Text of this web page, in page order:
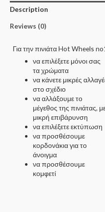
Description
Reviews (0)
Για την πινιάτα Hot Wheels
να επιλέξετε μόνοι σας
τα χρώματα
να κάνετε μικρές
στο σχέδιο
να αλλάξουμε το
μέγεθος της πινιάτας,
μικρή επιβάρυνση
να επιλέξετε εκτύπωση
να προσθέσουμε
κορδονάκια για το
άνοιγμα
να προσθέσουμε
κομφετί